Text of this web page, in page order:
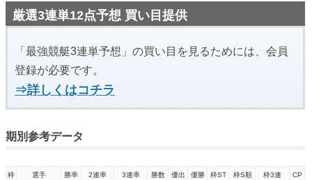
厳選3連単12点予想 買い目提供
「最強競艇3連単予想」の買い目を見るためには、会員
登録が必要です。
⇒詳しくはコチラ
期別参考データ
枠 選手 勝率 2連率 3連率 勝数 優出 優勝 枠ST 枠S順 枠3連 CP